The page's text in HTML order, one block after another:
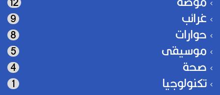
غرائب 9
حوارات 8
موسيقى 5
صحة 4
تكنولوجيا 1